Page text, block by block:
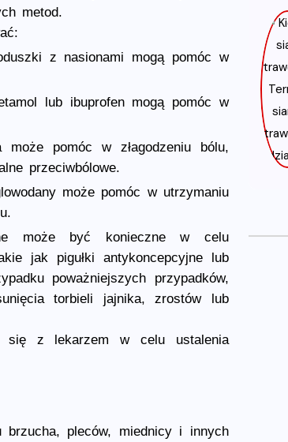
metod.
z nasionami mogą pomóc w
lub ibuprofen mogą pomóc w
pomóc w złagodzeniu bólu,
przeciwbólowe.
może pomóc w utrzymaniu
może być konieczne w celu
jak pigułki antykoncepcyjne lub
poważniejszych przypadków,
torbieli jajnika, zrostów lub
się z lekarzem w celu ustalenia
brzucha, pleców, miednicy i innych